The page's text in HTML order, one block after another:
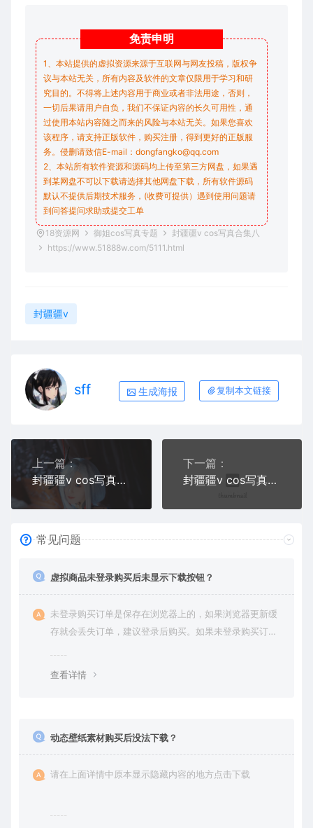
免责申明
1、本站提供的虚拟资源来源于互联网与网友投稿，版权争
议与本站无关，所有内容及软件的文章仅限用于学习和研
究目的。不得将上述内容用于商业或者非法用途，否则，
一切后果请用户自负，我们不保证内容的长久可用性，通
过使用本站内容随之而来的风险与本站无关。如果您喜欢
该程序，请支持正版软件，购买注册，得到更好的正版服
务。侵删请致信E-mail：dongfangko@qq.com
2、本站所有软件资源和源码均上传至第三方网盘，如果遇
到某网盘不可以下载请选择其他网盘下载，所有软件源码
默认不提供后期技术服务，(收费可提供）遇到使用问题请
到问答提问求助或提交工单
18资源网 御姐cos写真专题
封疆疆v cos写真合集八
https://www.51888w.com/5111.html
封疆疆v
sff 生成海报 复制本文链接
上一篇：
封疆疆v cos写真合集七
下一篇：
封疆疆v cos写真合集九
常见问题
虚拟商品未登录购买后未显示下载按钮？
未登录购买订单是保存在浏览器上的，如果浏览器更新缓
存就会丢失订单，建议登录后购买。如果未登录购买订单
查看详情
动态壁纸素材购买后没法下载？
请在上面详情中原本显示隐藏内容的地方点击下载